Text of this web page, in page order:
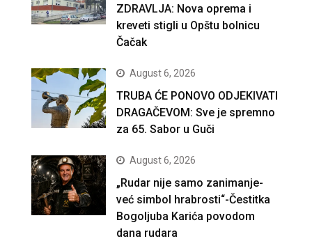
ZDRAVLJA: Nova oprema i
kreveti stigli u Opštu bolnicu
Čačak
August 6, 2026
TRUBA ĆE PONOVO ODJEKIVATI
DRAGAČEVOM: Sve je spremno
za 65. Sabor u Guči
August 6, 2026
„Rudar nije samo zanimanje-
već simbol hrabrosti“-Čestitka
Bogoljuba Karića povodom
dana rudara